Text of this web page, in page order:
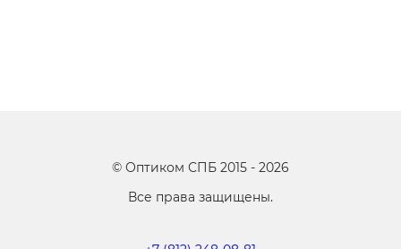
© Оптиком СПБ 2015 - 2026
Все права защищены.